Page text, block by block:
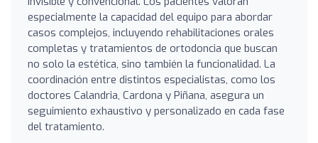
especialmente la capacidad del equipo para abordar
casos complejos, incluyendo rehabilitaciones orales
completas y tratamientos de ortodoncia que buscan
no solo la estética, sino también la funcionalidad. La
coordinación entre distintos especialistas, como los
doctores Calandria, Cardona y Piñana, asegura un
seguimiento exhaustivo y personalizado en cada fase
del tratamiento.